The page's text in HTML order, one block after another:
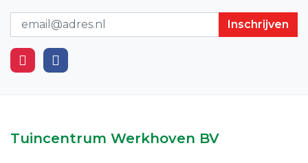
Nieuwsbrief
Tuincentrum Werkhoven BV